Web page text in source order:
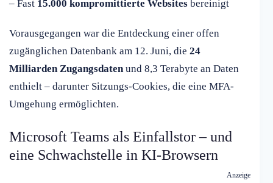
– Fast 15.000 kompromittierte Websites bereinigt
Vorausgegangen war die Entdeckung einer offen
zugänglichen Datenbank am 12. Juni, die 24
Milliarden Zugangsdatenund 8,3 Terabyte an Daten
enthielt – darunter Sitzungs-Cookies, die eine MFA-
Umgehung ermöglichten.
Microsoft Teams als Einfallstor – und
eine Schwachstelle in KI-Browsern
Anzeige